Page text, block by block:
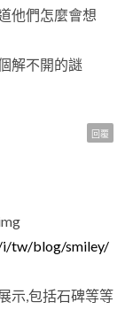
他們怎麼會想
解不開的謎
tw/blog/smiley/
示,包括石碑等等
回覆